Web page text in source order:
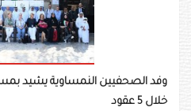
وفد الصحفيين النمساوية يشيد
خلال 5 عقود